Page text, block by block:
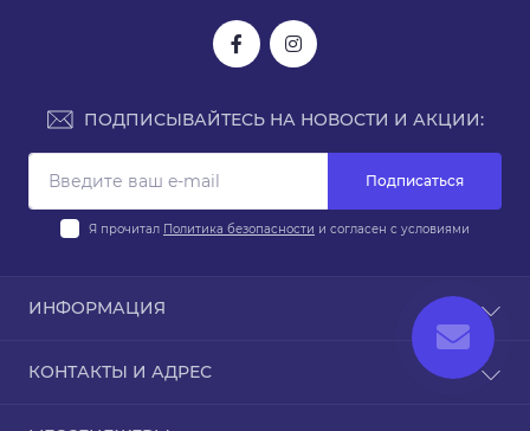
ПОДПИСЫВАЙТЕСЬ НА НОВОСТИ И АКЦИИ:
Подписаться
Я прочитал Политика безопасности и согласен с условиями
ИНФОРМАЦИЯ
Политика безопасности
КОНТАКТЫ И АДРЕС